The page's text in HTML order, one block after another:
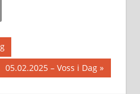
Next
Post:
05.02.2025 – Voss i Dag